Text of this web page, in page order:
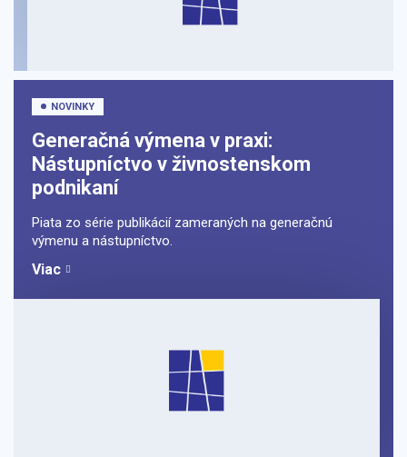
NOVINKY
Generačná výmena v praxi:
Nástupníctvo v živnostenskom
podnikaní
Piata zo série publikácií zameraných na generačnú
výmenu a nástupníctvo.
Viac